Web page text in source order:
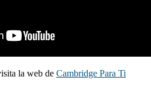
la web de Cambridge Para Ti